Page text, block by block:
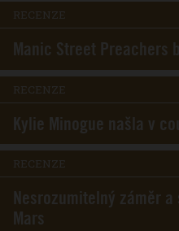
RECENZE
Manic Street Preachers
RECENZE
Kylie Minogue našla v
RECENZE
Nesrozumitelný záměr
Mars